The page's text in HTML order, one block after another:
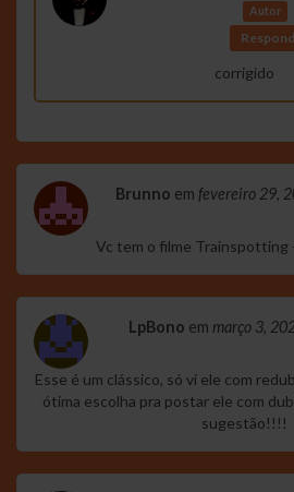
Autor
corrigido
Brunno em fevereiro 29,
Vc tem o filme Trainspotting
LpBono em março 3,
Esse é um clássico, só ví ele com
ótima escolha pra postar ele com
sugestão!!!!